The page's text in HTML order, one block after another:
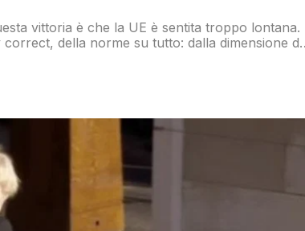
vittoria è che la UE è sentita troppo lontana.
della norme su tutto: dalla dimensione